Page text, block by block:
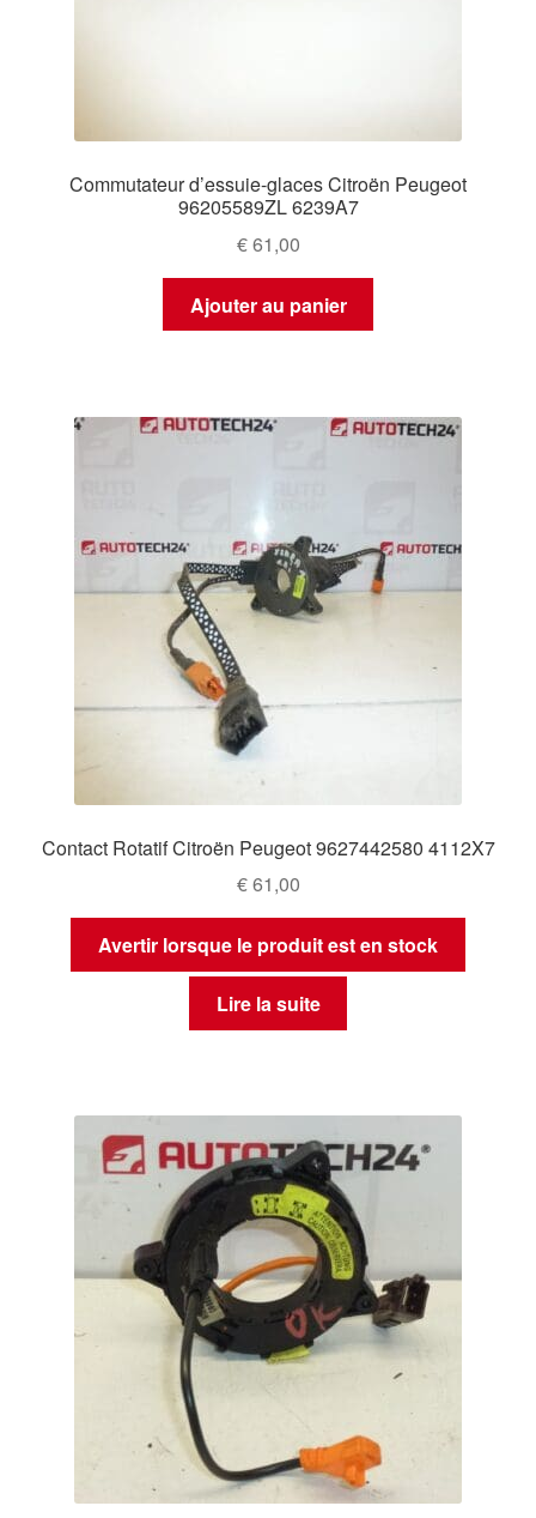
Commutateur d’essuie-glaces Citroën Peugeot
96205589ZL 6239A7
€61,00
Ajouter au panier
Contact Rotatif Citroën Peugeot 9627442580 4112X7
€61,00
Avertir lorsque le produit est en stock
Lire la suite